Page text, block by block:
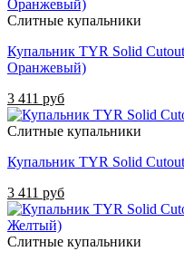
Слитные купальники
Купальник TYR Solid
Оранжевый)
3 411 руб
Слитные купальники
Купальник TYR Solid
3 411 руб
Слитные купальники